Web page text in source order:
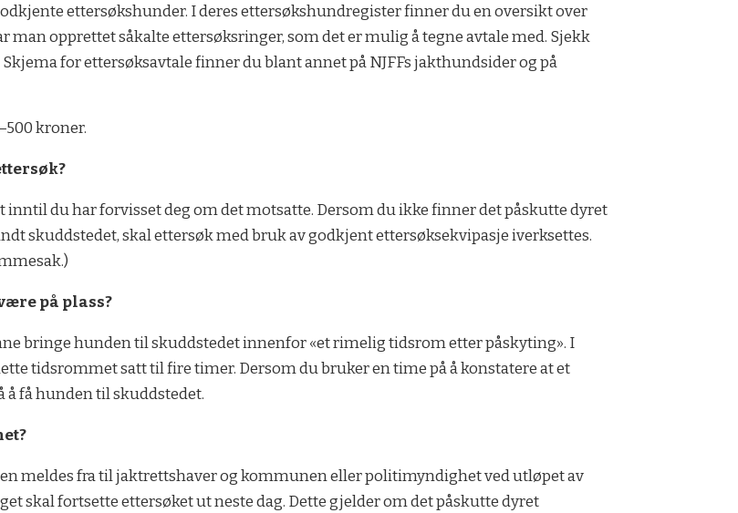
ettersøkshunder. I deres ettersøkshundregister finner du en oversikt over
opprettet såkalte ettersøksringer, som det er mulig å tegne avtale med. Sjekk
for ettersøksavtale finner du blant annet på NJFFs jakthundsider og på
kroner.
inntil du har forvisset deg om det motsatte. Dersom du ikke finner det påskutte dyret
skuddstedet, skal ettersøk med bruk av godkjent ettersøksekvipasje iverksettes.
på plass?
bringe hunden til skuddstedet innenfor «et rimelig tidsrom etter påskyting». I
tidsrommet satt til fire timer. Dersom du bruker en time på å konstatere at et
å få hunden til skuddstedet.
meldes fra til jaktrettshaver og kommunen eller politimyndighet ved utløpet av
skal fortsette ettersøket ut neste dag. Dette gjelder om det påskutte dyret